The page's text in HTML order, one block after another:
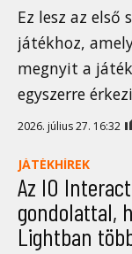
Ez lesz az első
játékhoz,
megnyit a
egyszerre
2026. július 27. 16:32
JÁTÉKHÍREK
Az IO
gondolattal,
Lightban